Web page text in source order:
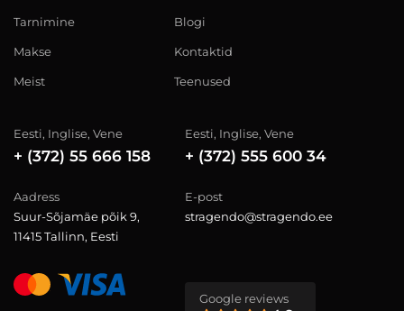
Tarnimine
Makse
Meist
Blogi
Kontaktid
Teenused
Eesti, Inglise, Vene
+ (372) 55 666 158
Eesti, Inglise, Vene
+ (372) 555 600 34
Aadress
Suur-Sõjamäe põik 9,
11415 Tallinn, Eesti
E-post
stragendo@stragendo.ee
Google reviews